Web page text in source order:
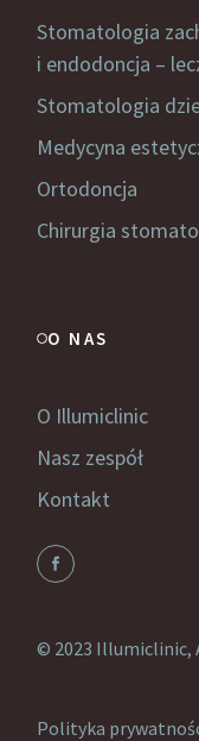
Stomatologia
i endodoncja –
Stomatologia
Medycyna
Ortodoncja
Chirurgia
O NAS
O Illumiclinic
Nasz zespół
Kontakt
© 2023 Illumiclinic,
Polityka